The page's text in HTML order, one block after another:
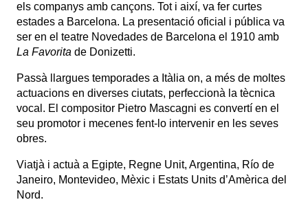
els companys amb cançons. Tot i així, va fer curtes
estades a Barcelona. La presentació oficial i pública va
ser en el teatre Novedades de Barcelona el 1910 amb
La Favorita de Donizetti.
Passà llargues temporades a Itàlia on, a més de moltes
actuacions en diverses ciutats, perfeccionà la tècnica
vocal. El compositor Pietro Mascagni es convertí en el
seu promotor i mecenes fent-lo intervenir en les seves
obres.
Viatjà i actuà a Egipte, Regne Unit, Argentina, Río de
Janeiro, Montevideo, Mèxic i Estats Units d’Amèrica del
Nord.